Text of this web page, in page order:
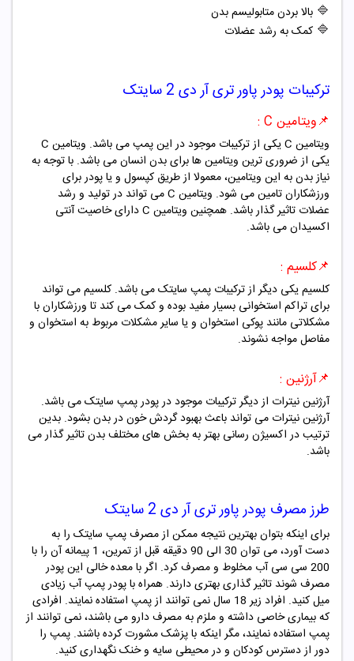
🔷 بالا بردن متابولیسم بدن
🔷 کمک به رشد عضلات
ترکیبات پودر پاور تری آر دی 2 سایتک
📌ویتامین C :
ویتامین C یکی از ترکیبات موجود در این پمپ می باشد. ویتامین C
یکی از ضروری ترین ویتامین ها برای بدن انسان می باشد. با توجه به
نیاز بدن به این ویتامین، معمولا از طریق کپسول و یا پودر برای
ورزشکاران تامین می شود. ویتامین C می تواند در تولید و رشد
عضلات تاثیر گذار باشد. همچنین ویتامین C دارای خاصیت آنتی
اکسیدان می باشد.
📌کلسیم :
کلسیم یکی دیگر از ترکیبات پمپ سایتک می باشد. کلسیم می تواند
برای تراکم استخوانی بسیار مفید بوده و کمک می کند تا ورزشکاران با
مشکلاتی مانند پوکی استخوان و یا سایر مشکلات مربوط به استخوان و
مفاصل مواجه نشوند.
📌آرژنین :
آرژنین نیترات از دیگر ترکیبات موجود در پودر پمپ سایتک می باشد.
آرژنین نیترات می تواند باعث بهبود گردش خون در بدن بشود. بدین
ترتیب در اکسیژن رسانی بهتر به بخش های مختلف بدن تاثیر گذار می
باشد.
طرز مصرف پودر پاور تری آر دی 2 سایتک
برای اینکه بتوان بهترین نتیجه ممکن از مصرف پمپ سایتک را به
دست آورد، می توان 30 الی 90 دقیقه قبل از تمرین، 1 پیمانه آن را با
200 سی سی آب مخلوط و مصرف کرد. اگر با معده خالی این پودر
مصرف شوند تاثیر گذاری بهتری دارند. همراه با پودر پمپ آب زیادی
میل کنید. افراد زیر 18 سال نمی توانند از پمپ استفاده نمایند. افرادی
که بیماری خاصی داشته و ملزم به مصرف دارو می باشند، نمی توانند از
پمپ استفاده نمایند، مگر اینکه با پزشک مشورت کرده باشند. پمپ را
دور از دسترس کودکان و در محیطی سایه و خنک نگهداری کنید.